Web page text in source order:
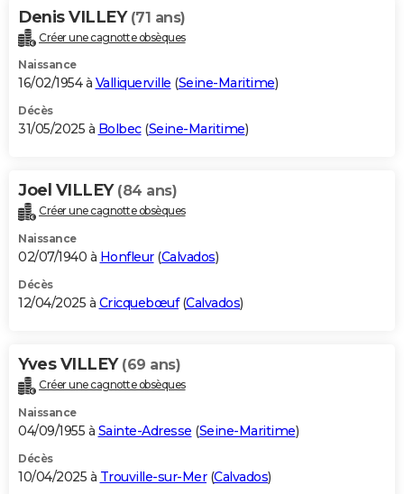
Denis VILLEY (71 ans)
Créer une cagnotte obsèques
Naissance
16/02/1954 à Valliquerville (Seine-Maritime)
Décès
31/05/2025 à Bolbec(Seine-Maritime)
Joel VILLEY (84 ans)
Créer une cagnotte obsèques
Naissance
02/07/1940 à Honfleur(Calvados)
Décès
12/04/2025 à Cricquebœuf(Calvados)
Yves VILLEY (69 ans)
Créer une cagnotte obsèques
Naissance
04/09/1955 à Sainte-Adresse (Seine-Maritime)
Décès
10/04/2025 à Trouville-sur-Mer(Calvados)